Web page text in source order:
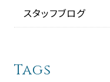
スタッフブログ
Tags